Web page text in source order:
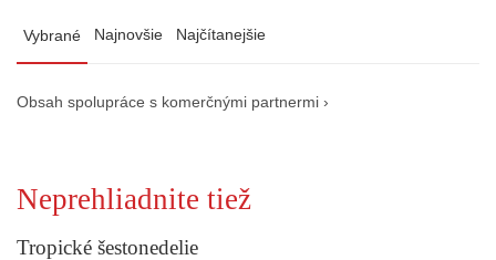
Vybrané Najnovšie Najčítanejšie
Obsah spolupráce s komerčnými partnermi ›
Neprehliadnite tiež
Tropické šestonedelie